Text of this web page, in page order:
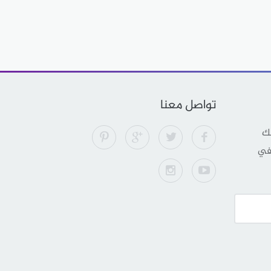
في
تواصل معنا